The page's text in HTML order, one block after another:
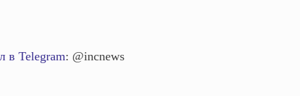
в Telegram: @incnews